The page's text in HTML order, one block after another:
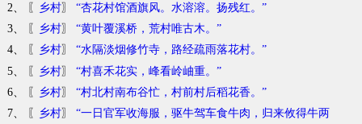
2、 〖 乡村〗 “杏花村馆酒旗风。水溶溶。扬残红。”
3、 〖
乡村〗 “黄叶覆溪桥，荒村唯古木。”
4、 〖
乡村〗 “水隔淡烟修竹寺，路经疏雨落花村。”
5、 〖 乡村〗 “村喜禾花实，峰看岭岫重。”
6、 〖
乡村〗 “村北村南布谷忙，村前村后稻花香。”
7、 〖
乡村〗 “一日官军收海服，驱牛驾车食牛肉，归来攸得牛两